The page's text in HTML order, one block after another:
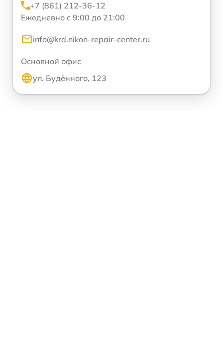
+7 (861) 212-36-12
Ежедневно с 9:00 до 21:00
info@krd.nikon-repair-center.ru
Основной офис
ул. Будённого, 123